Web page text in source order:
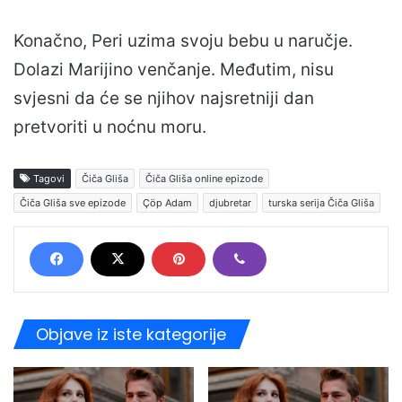
Konačno, Peri uzima svoju bebu u naručje.
Dolazi Marijino venčanje. Međutim, nisu
svjesni da će se njihov najsretniji dan
pretvoriti u noćnu moru.
Tagovi Čiča Gliša
Čiča Gliša online epizode
Čiča Gliša sve epizode
Çöp Adam djubretar turska serija Čiča Gliša
Objave iz iste kategorije